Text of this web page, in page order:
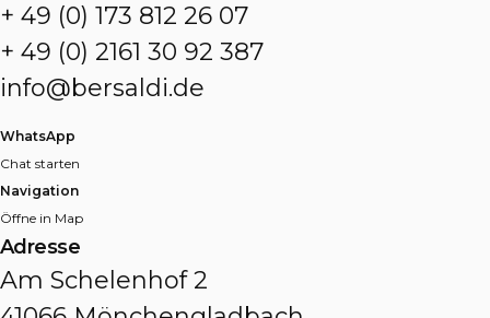
+ 49 (0) 173 812 26 07
+ 49 (0) 2161 30 92 387
info@bersaldi.de
WhatsApp
Chat starten
Navigation
Öffne in Map
Adresse
Am Schelenhof 2